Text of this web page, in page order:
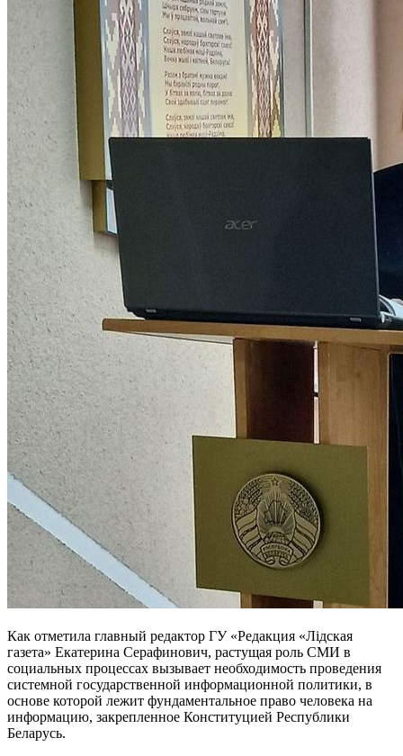
Как отметила главный редактор ГУ «Редакция «Лiдская
газета» Екатерина Серафинович, растущая роль СМИ в
социальных процессах вызывает необходимость проведения
системной государственной информационной политики, в
основе которой лежит фундаментальное право человека на
информацию, закрепленное Конституцией Республики
Беларусь.